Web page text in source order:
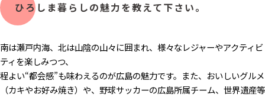
ひろしま暮らしの魅力​を教えて下さい。
南は瀬戸内海、北は山陰の山々に囲まれ、様々なレジャーやアクティビ
ティを楽しみつつ、
程よい“都会感”も味わえるのが広島の魅力です。また、おいしいグルメ
（カキやお好み焼き）や、野球サッカーの広島所属チーム、世界遺産等